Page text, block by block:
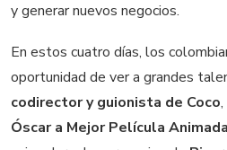
y generar nuevos negocios.
En estos cuatro días, los
oportunidad de ver a grandes
codirector y guionista de Coco
Óscar a Mejor Película